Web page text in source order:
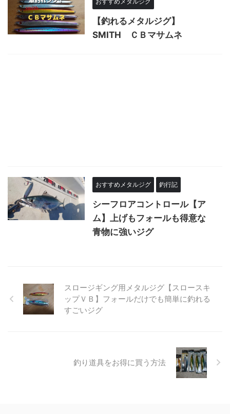
【釣れるメタルジグ】
SMITH ＣＢマサムネ
おすすめメタルジグ 釣行記
シーフロアコントロール【ア
ム】上げもフォールも得意な
青物に強いジグ
スロージギング用メタルジグ【スロースキ
ップＶＢ】フォールだけでも簡単に釣れる
すごいジグ
釣り道具をお得に買う方法